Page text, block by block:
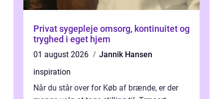
Privat sygepleje omsorg, kontinuitet og
tryghed i eget hjem
01 august 2026
Jannik Hansen
inspiration
Når du står over for Køb af brænde, er der